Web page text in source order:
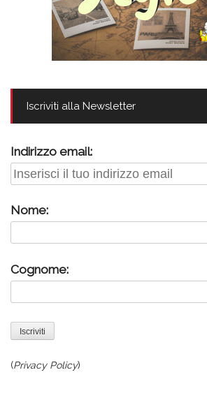
Iscriviti alla Newsletter
Indirizzo email:
Nome:
Cognome:
(Privacy Policy)